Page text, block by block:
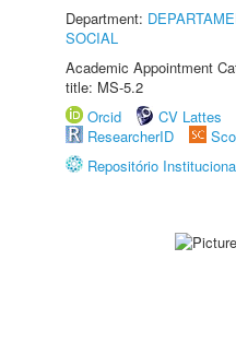
Department:
SOCIAL
Academic Appointment
title: MS-5.2
Orcid
CV Lattes
ResearcherID
Repositório